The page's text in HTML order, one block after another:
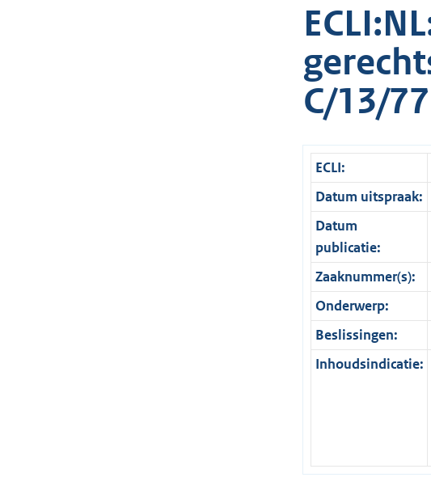
C/13/
ECLI:
Datum uitspraak:
Datum
publicatie:
Zaaknummer(s):
Onderwerp:
Beslissingen:
Inhoudsindicatie: